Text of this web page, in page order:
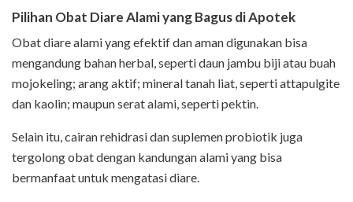
Pilihan Obat Diare Alami yang Bagus di Apotek
Obat diare alami yang efektif dan aman digunakan bisa
mengandung bahan herbal, seperti daun jambu biji atau buah
mojokeling; arang aktif; mineral tanah liat, seperti attapulgite
dan kaolin; maupun serat alami, seperti pektin.
Selain itu, cairan rehidrasi dan suplemen probiotik juga
tergolong obat dengan kandungan alami yang bisa
bermanfaat untuk mengatasi diare.